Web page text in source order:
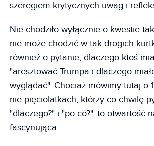
szeregiem krytycznych uwag i
Nie chodziło wyłącznie o kwestie
nie może chodzić w tak drogich
również o pytanie, dlaczego ktoś
"aresztować Trumpa i dlaczego
wyglądać". Chociaż mówimy tutaj o
nie pięciolatkach, którzy co chwilę
"dlaczego?" i "po co?", to otwartość
fascynująca.